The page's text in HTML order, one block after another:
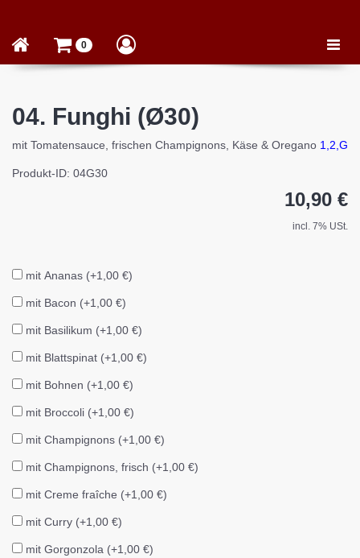
Toggle
0
04. Funghi (Ø30)
mit Tomatensauce, frischen Champignons, Käse & Oregano 1,2,G
Produkt-ID: 04G30
10,90 €
incl. 7% USt.
mit Ananas (+1,00 €)
mit Bacon (+1,00 €)
mit Basilikum (+1,00 €)
mit Blattspinat (+1,00 €)
mit Bohnen (+1,00 €)
mit Broccoli (+1,00 €)
mit Champignons (+1,00 €)
mit Champignons, frisch (+1,00 €)
mit Creme fraîche (+1,00 €)
mit Curry (+1,00 €)
mit Gorgonzola (+1,00 €)